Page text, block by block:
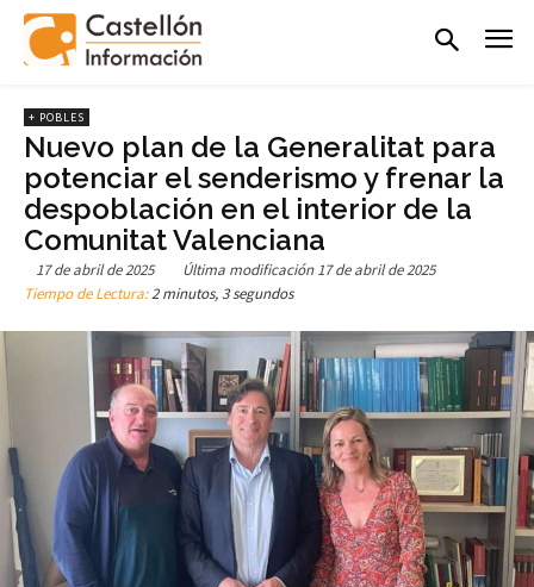
+ POBLES
Nuevo plan de la Generalitat para
potenciar el senderismo y frenar la
despoblación en el interior de la
Comunitat Valenciana
17 de abril de 2025 Última modificación 17 de abril de 2025
Tiempo de Lectura:2 minutos, 3 segundos